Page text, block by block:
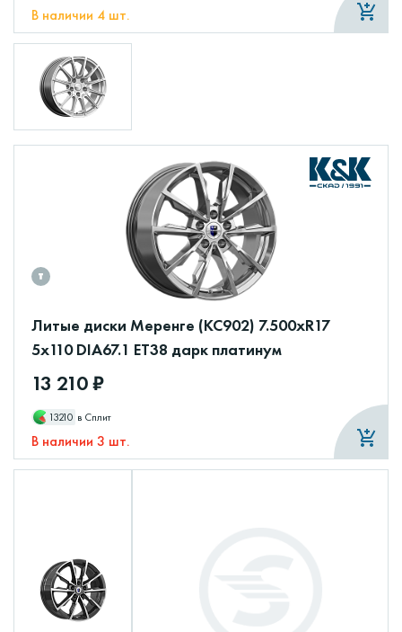
В наличии 4 шт.
Литые диски Меренге (КС902) 7.500xR17
5x110 DIA67.1 ET38 дарк платинум
13 210 ₽
13210 в Сплит
В наличии 3 шт.